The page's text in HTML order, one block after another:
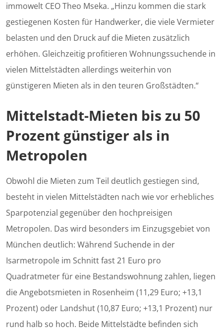
immowelt CEO Theo Mseka. „Hinzu kommen die stark
gestiegenen Kosten für Handwerker, die viele Vermieter
belasten und den Druck auf die Mieten zusätzlich
erhöhen. Gleichzeitig profitieren Wohnungssuchende in
vielen Mittelstädten allerdings weiterhin von
günstigeren Mieten als in den teuren Großstädten.“
Mittelstadt-Mieten bis zu 50
Prozent günstiger als in
Metropolen
Obwohl die Mieten zum Teil deutlich gestiegen sind,
besteht in vielen Mittelstädten nach wie vor erhebliches
Sparpotenzial gegenüber den hochpreisigen
Metropolen. Das wird besonders im Einzugsgebiet von
München deutlich: Während Suchende in der
Isarmetropole im Schnitt fast 21 Euro pro
Quadratmeter für eine Bestandswohnung zahlen, liegen
die Angebotsmieten in Rosenheim (11,29 Euro; +13,1
Prozent) oder Landshut (10,87 Euro; +13,1 Prozent) nur
rund halb so hoch. Beide Mittelstädte befinden sich